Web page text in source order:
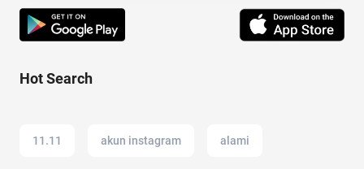
Hot Search
11.11 akun instagram alami